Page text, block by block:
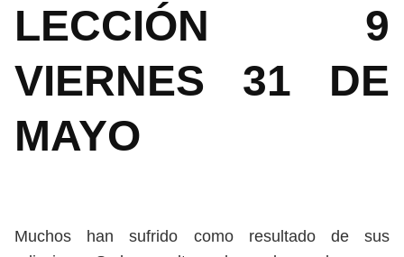
LECCIÓN 9
VIERNES 31 DE
MAYO
Muchos han sufrido como resultado de sus